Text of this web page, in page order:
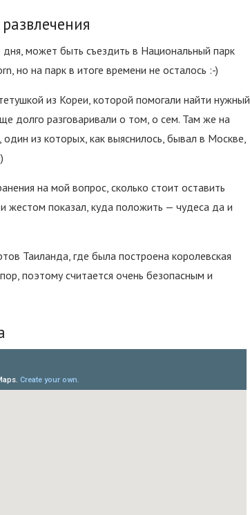
может быть съездить в Национальный парк
но на парк в итоге времени не осталось :-)
из Кореи, которой помогали найти нужный
долго разговаривали о том, о сем. Там же на
один из которых, как выяснилось, бывал в Москве,
на мой вопрос, сколько стоит оставить
жестом показал, куда положить — чудеса да и
Таиланда, где была построена королевская
поэтому считается очень безопасным и